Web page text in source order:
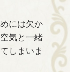
には欠か
気と一緒
しまいま